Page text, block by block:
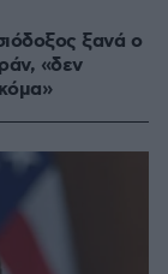
ξανά ο
«δεν